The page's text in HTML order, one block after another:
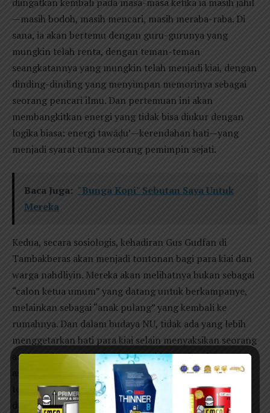
—masih bodoh, masih mencari, masih meraba-raba. Di
sana, ia akan bertemu dengan guru-gurunya yang
mungkin telah renta, dengan teman-teman
seangkatannya yang mungkin telah menjadi kiai, dengan
dinding-dinding yang menyimpan memorinya sebagai
seorang pencari ilmu. Dan pertemuan ini akan
membangkitkan energi yang tidak bisa diukur dengan
logika biasa: energi tawāḍu’—kerendahan hati—yang
menjadi syarat utama seorang pemimpin sejati.
Baca Juga: "Bunga Kopi" Sebutan Saya Untuk
Mereka
Kedua, secara sosiologis, kehadiran Gus Gudfan di
Tambakberas akan menjadi tontonan bagi para kiai dan
warga nahdliyin. Mereka akan melihatnya bukan sebagai
“calon ketua umum” yang datang untuk berkampanye,
melainkan sebagai “anak pulang” yang kembali ke
rumahnya. Dan dalam budaya NU, tidak ada yang lebih
menggetarkan hati para kiai selain menyaksikan seorang
anak muda yang kembali—yang tidak melupakan
asalnya, yang tidak silau oleh gemerlap Jakarta, yang
tetap rendah hati meskipun telah mengelola tambang
dan bernegosiasi dengan para pemodal besar.